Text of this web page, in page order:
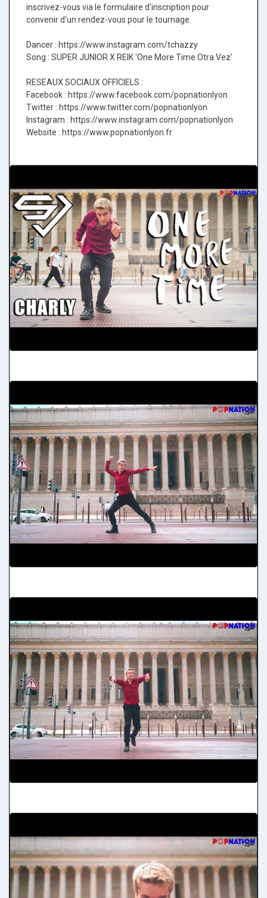
inscrivez-vous via le formulaire d'inscription pour
convenir d'un rendez-vous pour le tournage.
Dancer : https://www.instagram.com/tchazzy
Song : SUPER JUNIOR X REIK 'One More Time Otra Vez'
RESEAUX SOCIAUX OFFICIELS :
Facebook : https://www.facebook.com/popnationlyon
Twitter : https://www.twitter.com/popnationlyon
Instagram : https://www.instagram.com/popnationlyon
Website : https://www.popnationlyon.fr